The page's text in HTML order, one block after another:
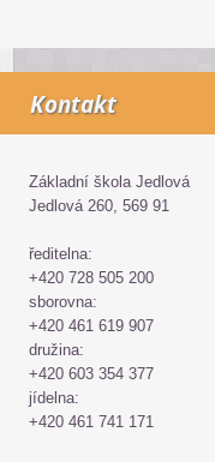
Kontakt
Základní škola Jedlová
Jedlová 260, 569 91
ředitelna:
+420 728 505 200
sborovna:
+420 461 619 907
družina:
+420 603 354 377
jídelna:
+420 461 741 171